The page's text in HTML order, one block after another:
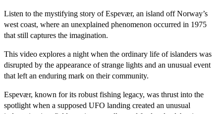
Listen to the mystifying story of Espevær, an island off Norway’s
west coast, where an unexplained phenomenon occurred in 1975
that still captures the imagination.
This video explores a night when the ordinary life of islanders was
disrupted by the appearance of strange lights and an unusual event
that left an enduring mark on their community.
Espevær, known for its robust fishing legacy, was thrust into the
spotlight when a supposed UFO landing created an unusual